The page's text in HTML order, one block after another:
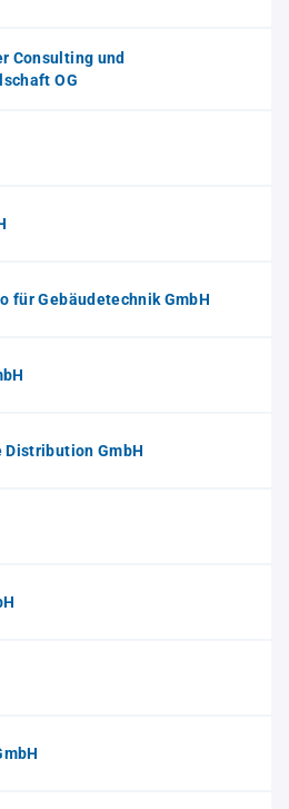
Consulting und
OG
für Gebäudetechnik GmbH
Distribution GmbH